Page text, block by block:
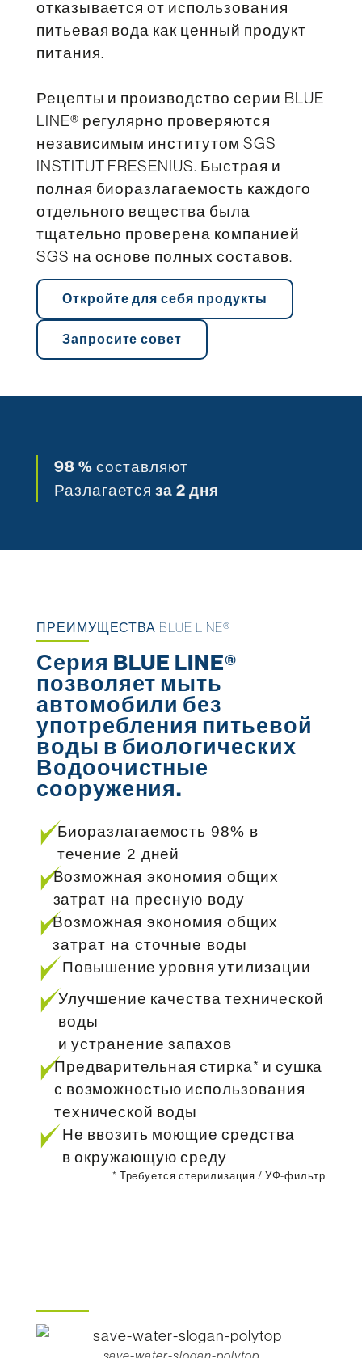
отказывается от использования
питьевая вода как ценный продукт
питания.
Рецепты и производство серии BLUE
LINE® регулярно проверяются
независимым институтом SGS
INSTITUT FRESENIUS. Быстрая и
полная биоразлагаемость каждого
отдельного вещества была
тщательно проверена компанией
SGS на основе полных составов.
Откройте для себя продукты
Запросите совет
98 % составляют
Разлагаетсяза 2 дня
ПРЕИМУЩЕСТВА BLUE LINE®
Серия BLUE LINE®
позволяет мыть
автомобили без
употребления питьевой
воды в биологических
Водоочистные
сооружения.
Биоразлагаемость 98% в
течение 2 дней
Возможная экономия общих
затрат на пресную воду
Возможная экономия общих
затрат на сточные воды
Повышение уровня утилизации
Улучшение качества технической
воды
и устранение запахов
Предварительная стирка* и сушка
с возможностью использования
технической воды
Не ввозить моющие средства
в окружающую среду
* Требуется стерилизация / УФ-фильтр